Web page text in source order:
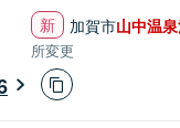
加賀市山中温
所変更